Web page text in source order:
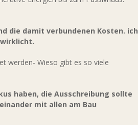
die damit verbundenen Kosten. ich
werden- Wieso gibt es so viele
haben, die Ausschreibung sollte
mit allen am Bau